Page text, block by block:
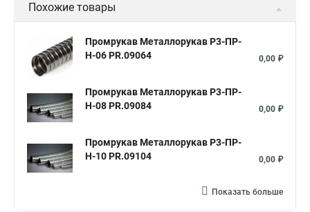
Металлорукав 12
Металлорукав 18 Металлорукав 20
Металлорукав 25
Металлорукав мрпи в пвх
Металлорукав высокого давления
Металлорукав 25 в пвх изоляции Металлорукав 25 мм
Металлорукав 32
Похожие товары
Промрукав Металлорукав Р3-ПР-
Н-06 PR.09064
0,00 ₽
Промрукав Металлорукав Р3-ПР-
Н-08 PR.09084
0,00 ₽
Промрукав Металлорукав Р3-ПР-
Н-10 PR.09104
0,00 ₽
Показать больше